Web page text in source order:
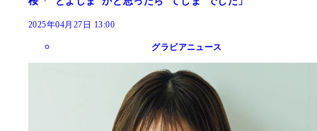
2025年04月27日 13:00
グラビアニュース